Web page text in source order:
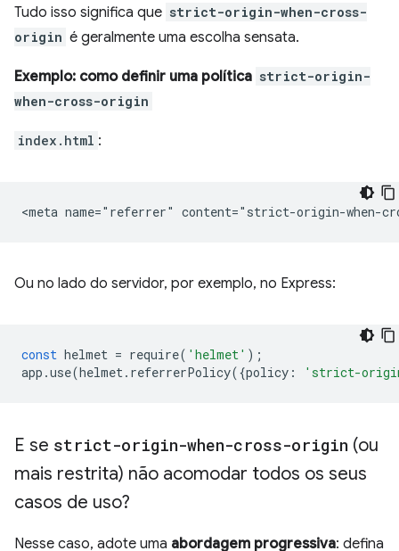
Tudo isso significa que strict-origin-when-cross-
origin é geralmente uma escolha sensata.
Exemplo: como definir uma política strict-origin-
when-cross-origin
index.html :
Ou no lado do servidor, por exemplo, no Express:
const helmet = require( 'helmet' );
app .use(helmet . referrerPolicy({policy : 'strict-
E se strict-origin-when-cross-origin (ou
mais restrita) não acomodar todos os seus
casos de uso?
Nesse caso, adote uma abordagem progressiva: defina